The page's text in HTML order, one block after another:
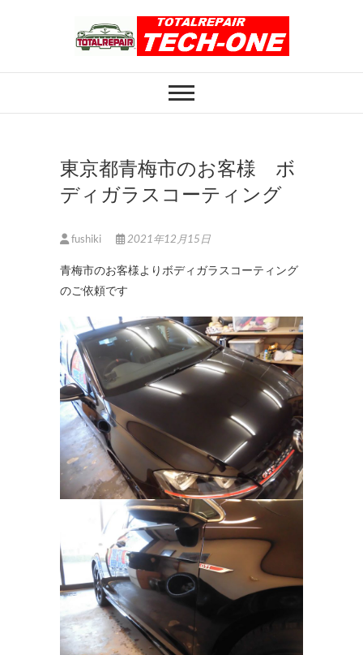
ホイール修理のト
ータルリペアテッ
クワン
東京都青梅市のお客様 ボ
ディガラスコーティング
fushiki 2021年12月15日
青梅市のお客様よりボディガラスコーティング
のご依頼です